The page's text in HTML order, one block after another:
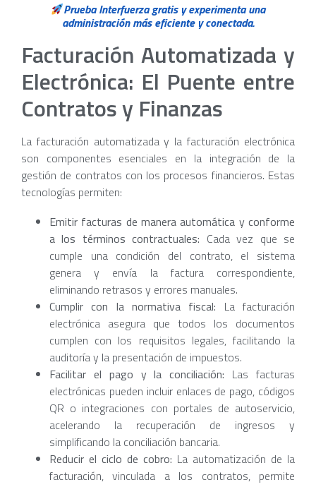
Prueba Interfuerza gratis y experimenta una
administración más eficiente y conectada.
Facturación Automatizada y
Electrónica: El Puente entre
Contratos y Finanzas
La facturación automatizada y la facturación electrónica
son componentes esenciales en la integración de la
gestión de contratos con los procesos financieros. Estas
tecnologías permiten:
Emitir facturas de manera automática y conforme
a los términos contractuales: Cada vez que se
cumple una condición del contrato, el sistema
genera y envía la factura correspondiente,
eliminando retrasos y errores manuales.
Cumplir con la normativa fiscal: La facturación
electrónica asegura que todos los documentos
cumplen con los requisitos legales, facilitando la
auditoría y la presentación de impuestos.
Facilitar el pago y la conciliación: Las facturas
electrónicas pueden incluir enlaces de pago, códigos
QR o integraciones con portales de autoservicio,
acelerando la recuperación de ingresos y
simplificando la conciliación bancaria.
Reducir el ciclo de cobro: La automatización de la
facturación, vinculada a los contratos, permite